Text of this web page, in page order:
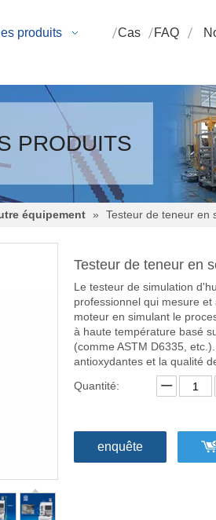
produits Cas FAQ
PRODUITS
équipement » Testeur de teneur en
Testeur de teneur en
Le testeur de simulation
professionnel qui mesure
moteur en simulant le
à haute température basé
(comme ASTM D6335,
antioxydantes et la qualité
Quantité:
enquête